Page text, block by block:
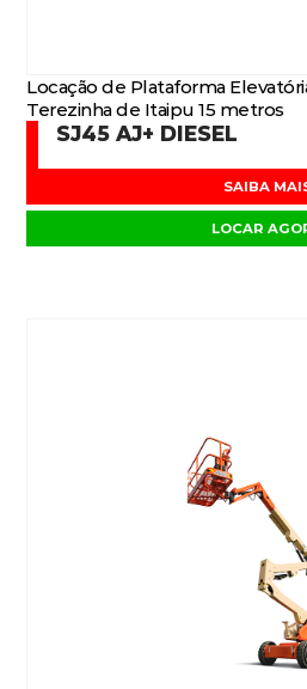
Locação de Plataforma
Terezinha de Itaipu 15 metros
SJ45 AJ+ DIESEL
SAIBA
LOCAR